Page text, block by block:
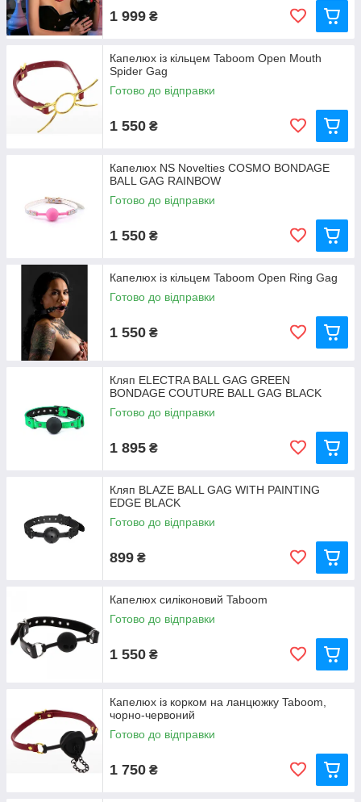
1 999 ₴
Капелюх із кільцем Taboom Open Mouth
Spider Gag
Готово до відправки
1 550 ₴
Капелюх NS Novelties COSMO BONDAGE
BALL GAG RAINBOW
Готово до відправки
1 550 ₴
Капелюх із кільцем Taboom Open Ring Gag
Готово до відправки
1 550 ₴
Кляп ELECTRA BALL GAG GREEN
BONDAGE COUTURE BALL GAG BLACK
Готово до відправки
1 895 ₴
Кляп BLAZE BALL GAG WITH PAINTING
EDGE BLACK
Готово до відправки
899 ₴
Капелюх силіконовий Taboom
Готово до відправки
1 550 ₴
Капелюх із корком на ланцюжку Taboom,
чорно-червоний
Готово до відправки
1 750 ₴